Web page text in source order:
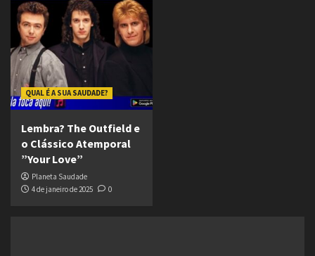
QUAL É A SUA SAUDADE?
Lembra? The Outfield e
o Clássico Atemporal
”Your Love”
Planeta Saudade
4 de janeiro de 2025
0